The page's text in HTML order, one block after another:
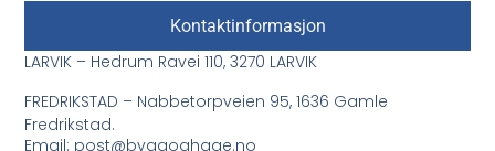
Kontaktinformasjon
LARVIK – Hedrum Ravei 110, 3270 LARVIK
FREDRIKSTAD – Nabbetorpveien 95, 1636 Gamle
Fredrikstad.
Email: post@byggoghage.no